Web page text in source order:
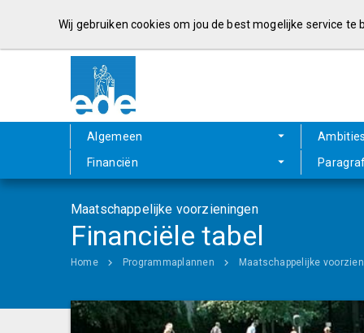
Algemeen
Financiën
Maatschappelijke voorzieningen
Financiële tabel
Home Programmaplannen Maatschappelijke
Wij gebruiken cookies om jou de best mogelijke service